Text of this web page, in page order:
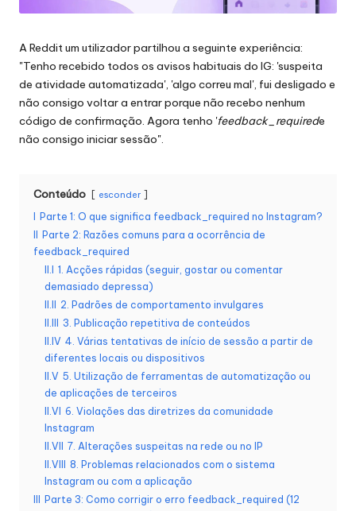
a
t
o
d
a
ARedditum utilizador partilhou a seguinte experiência:
"Tenho recebido todos os avisos habituais do IG: 'suspeita
de atividade automatizada', 'algo correu mal', fui desligado e
não consigo voltar a entrar porque não recebo nenhum
código de confirmação. Agora tenho 'feedback_requirede
não consigo iniciar sessão".
Conteúdo esconder
Parte 1: O que significa feedback_required no Instagram?
Parte 2: Razões comuns para a ocorrência de
feedback_required
1. Acções rápidas (seguir, gostar ou comentar
demasiado depressa)
2. Padrões de comportamento invulgares
3. Publicação repetitiva de conteúdos
II.IV 4. Várias tentativas de início de sessão a partir de
diferentes locais ou dispositivos
II.V 5. Utilização de ferramentas de automatização ou
de aplicações de terceiros
II.VI 6. Violações das diretrizes da comunidade
Instagram
II.VII
7. Alterações suspeitas na rede ou no IP
II.VIII
8. Problemas relacionados com o sistema
Instagram ou com a aplicação
Parte 3: Como corrigir o erro feedback_required (12